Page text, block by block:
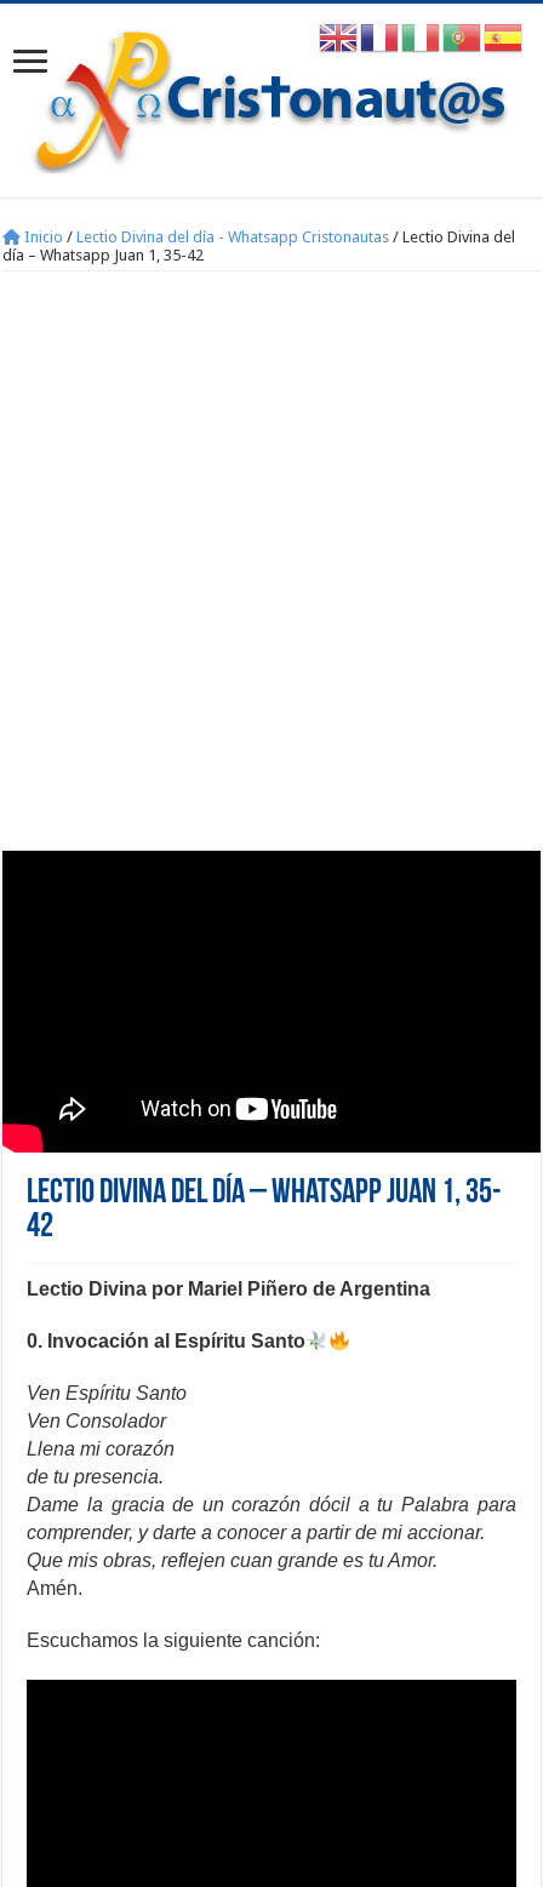
Inicio / Lectio Divina del día - Whatsapp Cristonautas / Lectio Divina del
día – Whatsapp Juan 1, 35-42
Lectio Divina del día – Whatsapp Juan 1, 35-
42
Lectio Divina por Mariel Piñero de Argentina
0. Invocación al Espíritu Santo
Ven Espíritu Santo
Ven Consolador
Llena mi corazón
de tu presencia.
Dame la gracia de un corazón dócil a tu Palabra para
comprender, y darte a conocer a partir de mi accionar.
Que mis obras, reflejen cuan grande es tu Amor.
Amén.
Escuchamos la siguiente canción: